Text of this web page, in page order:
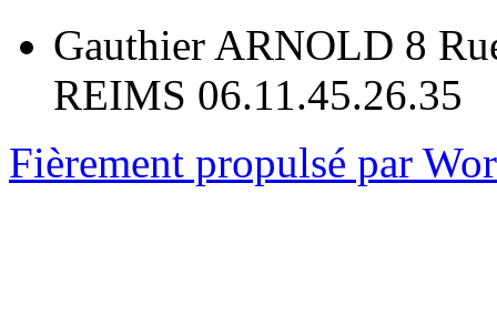
Gauthier ARNOLD 8
REIMS 06.11.45.26.35
Fièrement propulsé par